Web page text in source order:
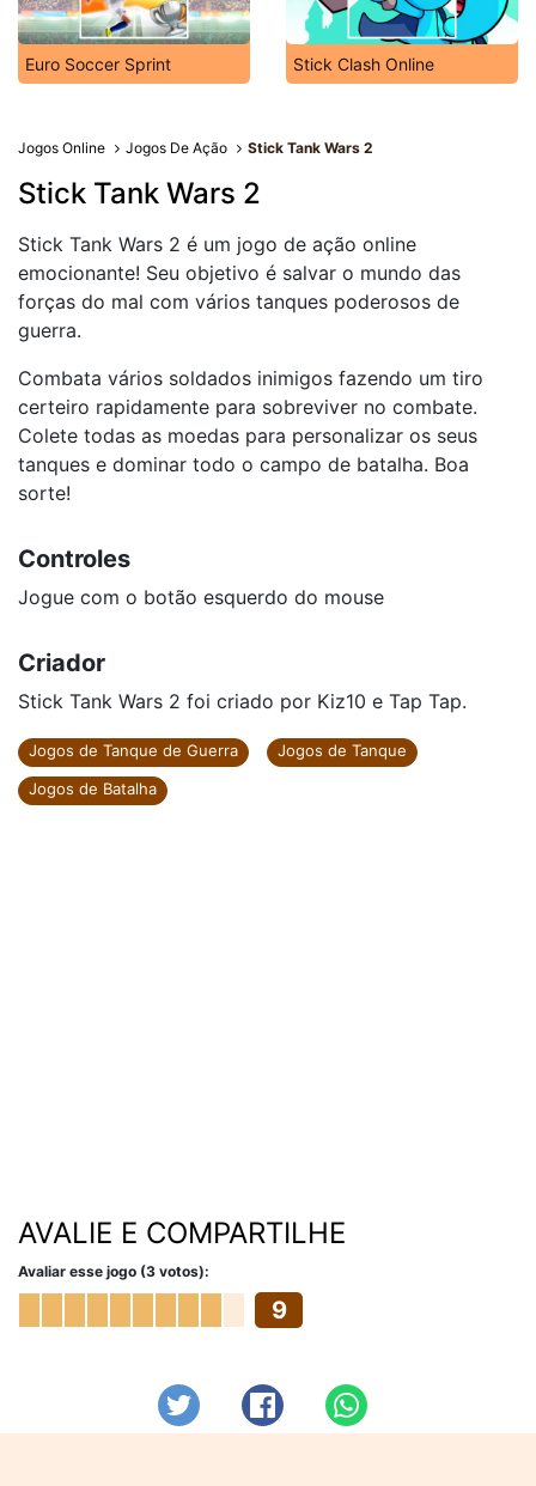
Euro Soccer Sprint Stick Clash Online
Jogos Online Jogos De Ação Stick Tank Wars 2
Stick Tank Wars 2
Stick Tank Wars 2 é um jogo de ação online
emocionante! Seu objetivo é salvar o mundo das
forças do mal com vários tanques poderosos de
guerra.
Combata vários soldados inimigos fazendo um tiro
certeiro rapidamente para sobreviver no combate.
Colete todas as moedas para personalizar os seus
tanques e dominar todo o campo de batalha. Boa
sorte!
Controles
Jogue com o botão esquerdo do mouse
Criador
Stick Tank Wars 2 foi criado por Kiz10 e Tap Tap.
Jogos de Tanque de Guerra
Jogos de Tanque
Jogos de Batalha
AVALIE E COMPARTILHE
Avaliar esse jogo (3 votos):
9